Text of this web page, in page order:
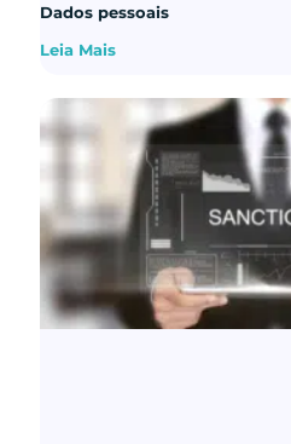
Dados pessoais
Leia Mais